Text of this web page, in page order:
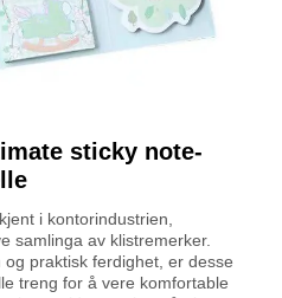
sticky note-
i kontorindustrien,
samlinga av klistremerker.
praktisk ferdighet, er desse
treng for å vere komfortable